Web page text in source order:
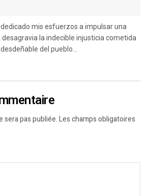
mis esfuerzos a impulsar una
la indecible injusticia cometida
del pueblo...
sera pas publiée.Les champs obligatoires